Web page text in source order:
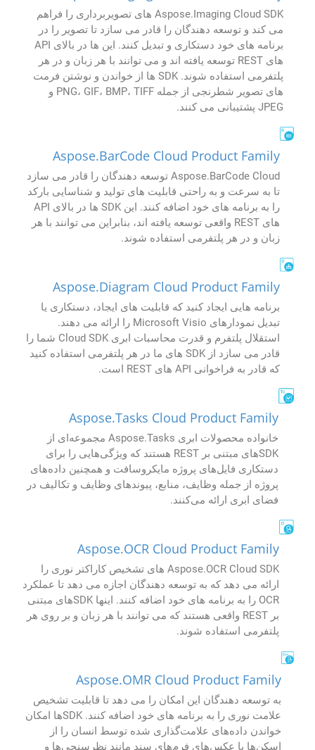
Aspose.Imaging Cloud SDK های تصویربرداری را فراهم
می کند و توسعه دهندگان را قادر می سازد تا تصویر را در
برنامه های خود دستکاری و تبدیل کنند. این ها در بالای API
های REST توسعه یافته اند و می توانند با هر زبان و در هر
پلتفرمی استفاده شوند. SDK ها از خواندن و نوشتن فرمت
های تصویر شطرنجی از جمله PNG، GIF، BMP، TIFF و
JPEG پشتیبانی می کنند.
Aspose.BarCode Cloud Product Family
Aspose.BarCode Cloud توسعه دهندگان را قادر می سازد
تا به سرعت و به راحتی قابلیت های تولید و شناسایی بارکد
را به برنامه های خود اضافه کنند. این SDK ها در بالای API
های REST واقعی توسعه یافته اند، بنابراین می توانند با هر
زبان و در هر پلتفرمی استفاده شوند.
Aspose.Diagram Cloud Product Family
برنامه هایی ایجاد کنید که قابلیت های ایجاد، دستکاری یا
تبدیل نمودارهای Microsoft Visio را ارائه می دهند.
استقلال پلتفرم و قدرت محاسبات ابری Cloud SDK شما را
قادر می سازد از SDK های ما در هر پلتفرمی استفاده کنید
که قادر به فراخوانی API های REST است.
Aspose.Tasks Cloud Product Family
خانواده محصولات ابری Aspose.Tasks مجموعه‌ای از
SDK‌های مبتنی بر REST هستند که ویژگی‌هایی را برای
دستکاری فایل‌های پروژه مایکروسافت و همچنین داده‌های
پروژه از جمله وظایف، منابع، پیوندهای وظایف و تکالیف در
فضای ابری ارائه می‌کنند.
Aspose.OCR Cloud Product Family
Aspose.OCR Cloud SDK های تشخیص کاراکتر نوری را
ارائه می دهد که به توسعه دهندگان اجازه می دهد تا عملکرد
OCR را به برنامه های خود اضافه کنند. اینها SDKهای مبتنی
بر REST واقعی هستند که می توانند با هر زبان و بر روی هر
پلتفرمی استفاده شوند.
Aspose.OMR Cloud Product Family
به توسعه دهندگان این امکان را می دهد تا قابلیت تشخیص
علامت نوری را به برنامه های خود اضافه کنند. SDKها امکان
خواندن داده‌های علامت‌گذاری شده توسط انسان را از
اسکن‌ها یا عکس‌های فرم‌های سند مانند نظرسنجی‌ها و